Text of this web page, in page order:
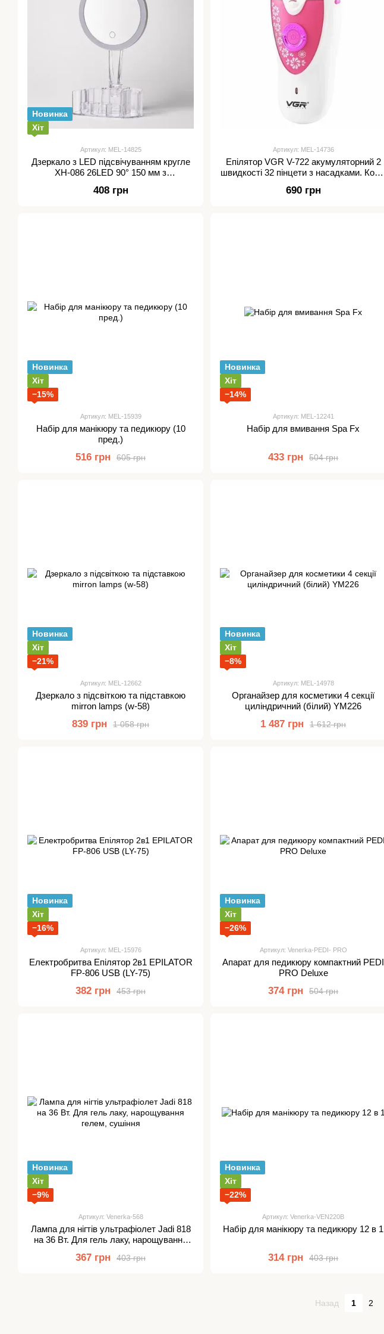
Новинка
Хіт
Артикул: MEL-14825
Дзеркало з LED підсвічуванням кругле
XH-086 26LED 90° 150 мм з
408 грн
Артикул: MEL-14736
Епілятор VGR V-722 акумуляторний 2
швидкості 32 пінцети з насадками. Колір
690 грн
Новинка
Хіт
−15%
Артикул: MEL-15939
Набір для манікюру та педикюру (10
пред.)
605 грн
516 грн
Новинка
Хіт
−14%
Артикул: MEL-12241
Набір для вмивання Spa Fx
504 грн
433 грн
Новинка
Хіт
−21%
Артикул: MEL-12662
Дзеркало з підсвіткою та підставкою
mirron lamps (w-58)
1 058 грн
839 грн
Новинка
Хіт
−8%
Артикул: MEL-14978
Органайзер для косметики 4 секції
циліндричний (білий) YM226
1 612 грн
1 487 грн
Новинка
Хіт
−16%
Артикул: MEL-15976
Електробритва Епілятор 2в1 EPILATOR
FP-806 USB (LY-75)
453 грн
382 грн
Новинка
Хіт
−26%
Артикул: Venerka-PEDI- PRO
Апарат для педикюру компактний PEDI
PRO Deluxe
504 грн
374 грн
Новинка
Хіт
−9%
Артикул: Venerka-568
Лампа для нігтів ультрафіолет Jadi 818
на 36 Вт. Для гель лаку, нарощування
403 грн
367 грн
Новинка
Хіт
−22%
Артикул: Venerka-VEN220B
Набір для манікюру та педикюру 12 в 1
403 грн
314 грн
Назад 1 2